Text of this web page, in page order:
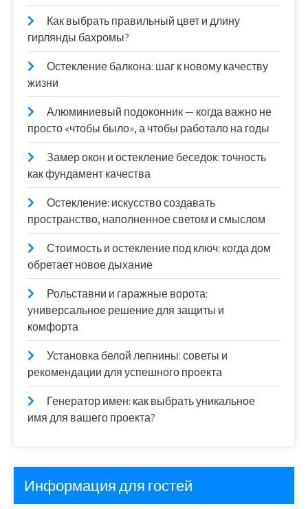
Как выбрать правильный цвет и длину
гирлянды бахромы?
Остекление балкона: шаг к новому качеству
жизни
Алюминиевый подоконник — когда важно не
просто «чтобы было», а чтобы работало на годы
Замер окон и остекление беседок: точность
как фундамент качества
Остекление: искусство создавать
пространство, наполненное светом и смыслом
Стоимость и остекление под ключ: когда дом
обретает новое дыхание
Рольставни и гаражные ворота:
универсальное решение для защиты и
комфорта
Установка белой лепнины: советы и
рекомендации для успешного проекта
Генератор имен: как выбрать уникальное
имя для вашего проекта?
Информация для гостей